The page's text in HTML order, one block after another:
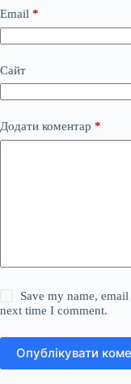
Email *
Сайт
Додати коментар *
Save my name,
next time I comment.
Опублікувати